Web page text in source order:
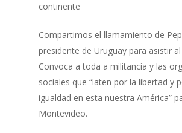
continente
Compartimos el llamamiento de
presidente de Uruguay para asistir
Convoca a toda a militancia y las
sociales que “laten por la libertad y
igualdad en esta nuestra América”
Montevideo.